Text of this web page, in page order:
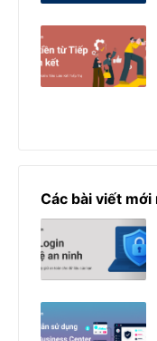
Các bài viết mới